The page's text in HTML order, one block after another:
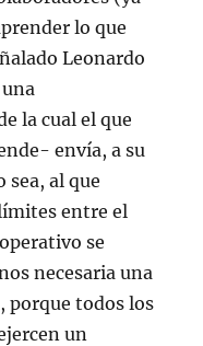
lo que
Leonardo
la cual el que
envía, a su
sea, al que
entre el
se
necesaria una
porque todos los
un